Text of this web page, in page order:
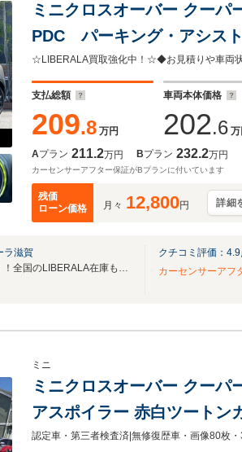
ミニクロスオーバー クー
PDC パーキング・アシス
ルゲート・オペレーション
ズ・コントロール
☆LIBERALA買取強化中！☆◆お見積りや車両
支払総額
209.8 万円
車両本体価格
202.6 万
Aプラン 211.2万円 Bプラン 232.2万円
カーセンサーアフター保証がBプランに付いています
残価
ローン価格
月々 12,800円 詳細
ラ滋賀
無料電話は24時間ご案内！！全国のLIBERALA在庫も見たい方は一括照会が可能です！
クチコミ評価： 4.9
カーセンサーアフ
ミニ
ミニクロスオーバー クーパ
アスポイラー 赤白ツートン
HIDライト リアフォグ CD AUX シートリフター ブレイジングレッド R60系